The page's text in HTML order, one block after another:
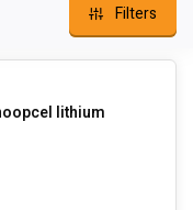
Filters
lithium